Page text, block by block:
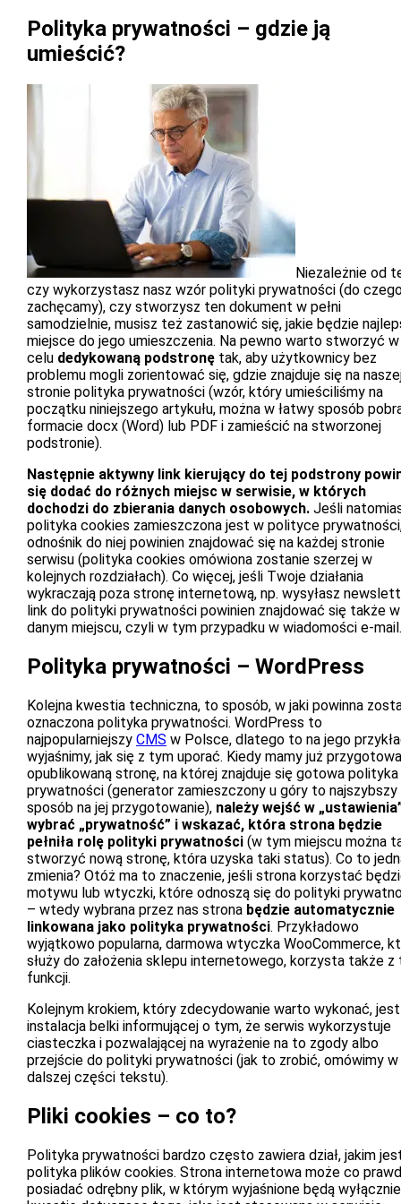
Polityka prywatności – gdzie ją
umieścić?
Niezależnie od
czy wykorzystasz nasz wzór polityki prywatności (do
zachęcamy), czy stworzysz ten dokument w pełni
samodzielnie, musisz też zastanowić się, jakie będzie
miejsce do jego umieszczenia. Na pewno warto stworzyć
celu dedykowaną podstronę tak, aby użytkownicy bez
problemu mogli zorientować się, gdzie znajduje się na
stronie polityka prywatności (wzór, który umieściliśmy na
początku niniejszego artykułu, można w łatwy sposób
formacie docx (Word) lub PDF i zamieścić na stworzonej
podstronie).
Następnie aktywny link kierujący do tej podstrony
się dodać do różnych miejsc w serwisie, w których
dochodzi do zbierania danych osobowych. Jeśli
polityka cookies zamieszczona jest w polityce
odnośnik do niej powinien znajdować się na każdej stronie
serwisu (polityka cookies omówiona zostanie szerzej w
kolejnych rozdziałach). Co więcej, jeśli Twoje działania
wykraczają poza stronę internetową, np. wysyłasz
link do polityki prywatności powinien znajdować się także w
danym miejscu, czyli w tym przypadku w wiadomości e-mail.
Polityka prywatności – WordPress
Kolejna kwestia techniczna, to sposób, w jaki powinna
oznaczona polityka prywatności. WordPress to
najpopularniejszy CMS w Polsce, dlatego to na jego
wyjaśnimy, jak się z tym uporać. Kiedy mamy już
opublikowaną stronę, na której znajduje się gotowa polityka
prywatności (generator zamieszczony u góry to najszybszy
sposób na jej przygotowanie), należy wejść w
wybrać „prywatność” i wskazać, która strona będzie
pełniła rolę polityki prywatności (w tym miejscu można
stworzyć nową stronę, która uzyska taki status). Co to
zmienia? Otóż ma to znaczenie, jeśli strona korzystać
motywu lub wtyczki, które odnoszą się do polityki
– wtedy wybrana przez nas strona będzie automatycznie
linkowana jako polityka prywatności. Przykładowo
wyjątkowo popularna, darmowa wtyczka WooCommerce,
służy do założenia sklepu internetowego, korzysta także z
funkcji.
Kolejnym krokiem, który zdecydowanie warto wykonać, jest
instalacja belki informującej o tym, że serwis wykorzystuje
ciasteczka i pozwalającej na wyrażenie na to zgody albo
przejście do polityki prywatności (jak to zrobić, omówimy w
dalszej części tekstu).
Pliki cookies – co to?
Polityka prywatności bardzo często zawiera dział, jakim
polityka plików cookies. Strona internetowa może co
posiadać odrębny plik, w którym wyjaśnione będą wyłącznie